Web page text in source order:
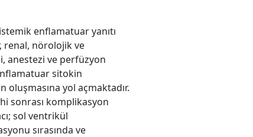
enflamatuar yanıtı
renal, nörolojik ve
anestezi ve perfüzyon
sitokin
yol açmaktadır.
sonrası komplikasyon
sol ventrikül
sırasında ve